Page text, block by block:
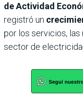
de Actividad
registró un
por los servicios, las
sector de